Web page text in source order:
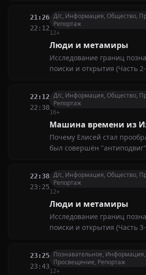
21:26
22:12
Д/с, Информация, Общество,
Репортаж
12+
Люди и метамиры
Исследование границ
поиски и открытия (Часть
22:12
22:38
Д/с, Информация, Общество,
Репортаж
16+
Машина времени из
Почему Елисей стал
был совершён
сумел подготовить путь
Почему Илия удостоился
живым на небо на огненных
22:38
23:25
Д/с, Информация, Общество,
Репортаж
12+
Люди и метамиры
Исследование границ
поиски и открытия (Часть
23:25
23:43
Познавательное,
Просвещение, Репортаж
12+